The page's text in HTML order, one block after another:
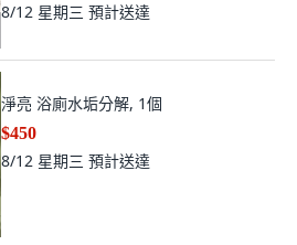
8/12 星期三 預計送達
淨亮 浴廁水垢分解, 1個
$450
8/12 星期三 預計送達